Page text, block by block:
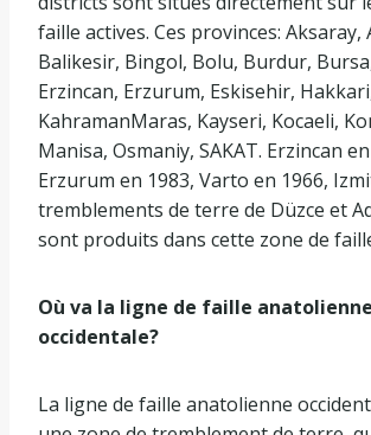
faille actives. Ces provinces: Aksaray,
Balikesir, Bingol, Bolu, Burdur,
Erzincan, Erzurum, Eskisehir,
KahramanMaras, Kayseri, Kocaeli,
Manisa, Osmaniy, SAKAT. Erzincan
Erzurum en 1983, Varto en 1966,
tremblements de terre de Düzce et
sont produits dans cette zone de
Où va la ligne de faille anatolienne
occidentale?
La ligne de faille anatolienne